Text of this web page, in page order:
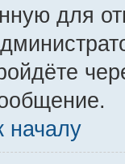
для
началу